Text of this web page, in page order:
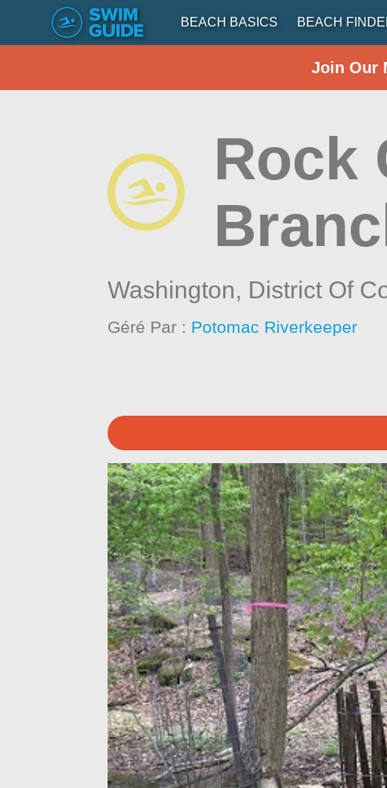
BEACH BASICS BEACH
Join Our
Rock
Washington, District Of
Géré Par : Potomac Riverkeeper